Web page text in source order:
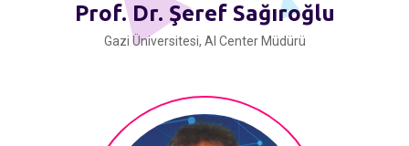
Prof. Dr. Şeref Sağıroğlu
Gazi Üniversitesi, AI Center Müdürü